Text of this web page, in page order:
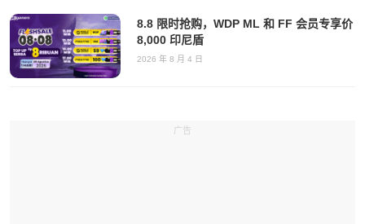
8.8 限时抢购，WDP ML 和 FF 会员专享价
8,000 印尼盾
2026 年 8 月 4 日
广告